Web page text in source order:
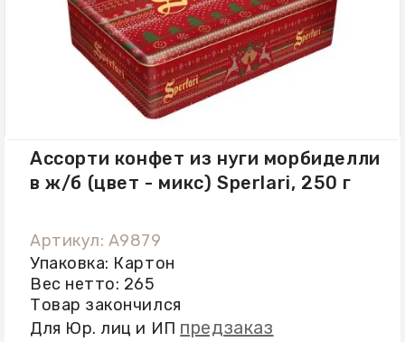
Ассорти конфет из нуги морбиделли
в ж/б (цвет - микс) Sperlari, 250 г
Артикул: A9879
Упаковка: Картон
Вес нетто: 265
Товар закончился
Для Юр. лиц и ИП предзаказ